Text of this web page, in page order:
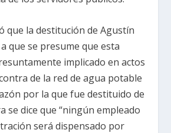
que la destitución de Agustín
que se presume que esta
implicado en actos
de la red de agua potable
por la que fue destituido de
se dice que “ningún empleado
será dispensado por